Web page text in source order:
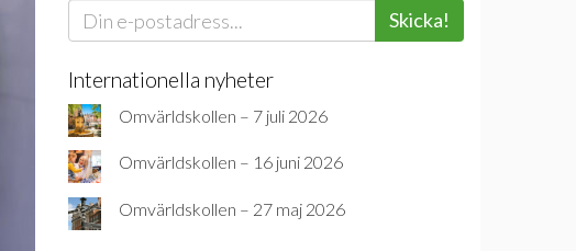
Skicka!
Internationella nyheter
Omvärldskollen – 7 juli 2026
Omvärldskollen – 16 juni 2026
Omvärldskollen – 27 maj 2026